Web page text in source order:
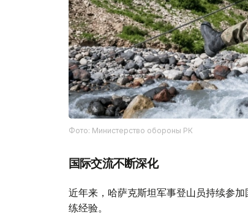
Фото: Министерство обороны РК
国际交流不断深化
近年来，哈萨克斯坦军事登山员持续参
练经验。